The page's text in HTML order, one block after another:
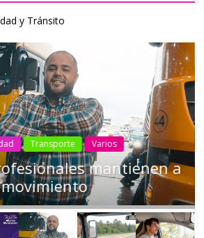
y Tránsito
Transporte Varios
mantienen a